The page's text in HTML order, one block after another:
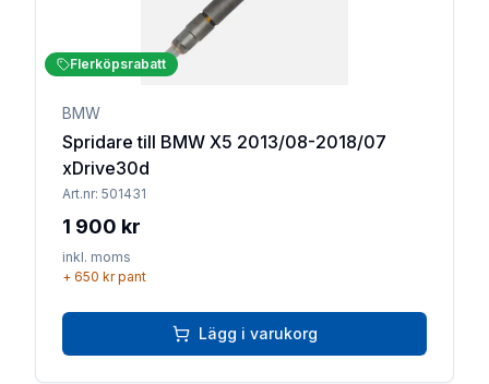
Flerköpsrabatt
BMW
Spridare till BMW X5 2013/08-2018/07
xDrive30d
Art.nr: 501431
1 900 kr
inkl. moms
+ 650 krpant
Lägg i varukorg